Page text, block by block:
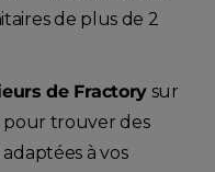
de plus de 2
de Fractory sur
pour trouver des
à vos